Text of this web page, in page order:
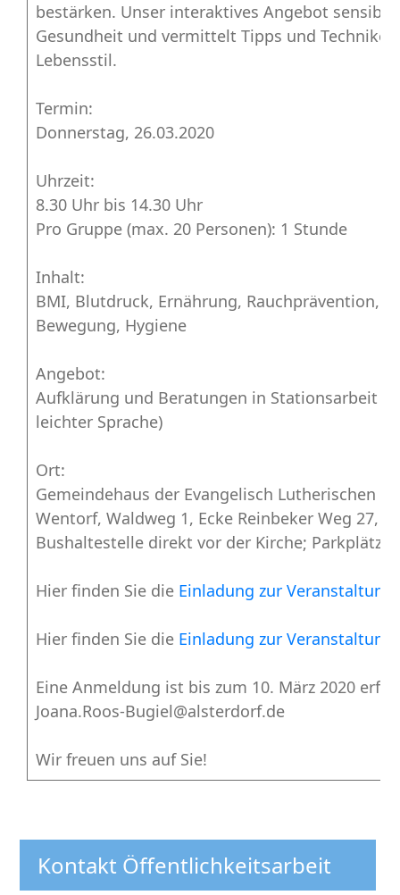
Kontakt Öffentlichkeitsarbeit
bestärken. Unser interaktives Angebot
Gesundheit und vermittelt Tipps und
Lebensstil.
Termin:
Donnerstag, 26.03.2020
Uhrzeit:
8.30 Uhr bis 14.30 Uhr
Pro Gruppe (max. 20 Personen): 1 Stunde
Inhalt:
BMI, Blutdruck, Ernährung, Rauchprävention,
Bewegung, Hygiene
Angebot:
Aufklärung und Beratungen in Stationsarbeit
leichter Sprache)
Ort:
Gemeindehaus der Evangelisch Lutherischen
Wentorf, Waldweg 1, Ecke Reinbeker Weg 27,
Bushaltestelle direkt vor der Kirche; Parkplätze
Hier finden Sie die Einladung zur
Hier finden Sie die Einladung zur Veranstaltung
Eine Anmeldung ist bis zum 10. März 2020
Joana.Roos-Bugiel@alsterdorf.de
Wir freuen uns auf Sie!